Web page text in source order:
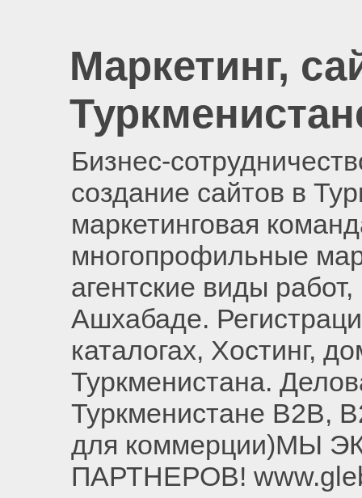
Маркетинг,
Бизнес-
создание сайтов в
маркетинговая
многопрофильные
агентские виды
Ашхабаде.
каталогах, Хостинг,
Туркменистана.
Туркменистане B2B,
для коммерции)МЫ
ПАРТНЕРОВ!